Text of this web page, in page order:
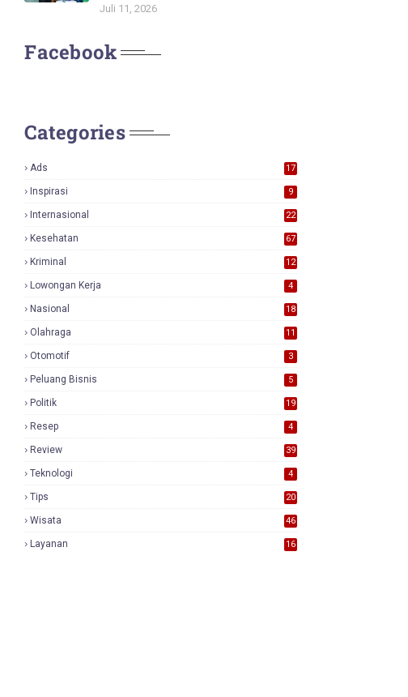
Juli 11, 2026
Facebook
Categories
Ads
17
Inspirasi 9
Internasional 22
Kesehatan 67
Kriminal 12
Lowongan Kerja 4
Nasional
18
Olahraga 11
Otomotif 3
Peluang Bisnis 5
Politik 19
Resep 4
Review
39
Teknologi 4
Tips 20
Wisata 46
Layanan 16